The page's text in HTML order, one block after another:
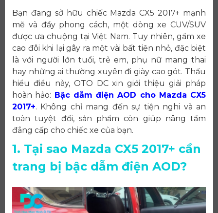
Bạn đang sở hữu chiếc Mazda CX5 2017+ mạnh
mẽ và đầy phong cách, một dòng xe CUV/SUV
được ưa chuộng tại Việt Nam. Tuy nhiên, gầm xe
cao đôi khi lại gây ra một vài bất tiện nhỏ, đặc biệt
là với người lớn tuổi, trẻ em, phụ nữ mang thai
hay những ai thường xuyên đi giày cao gót. Thấu
hiểu điều này, OTO DC xin giới thiệu giải pháp
hoàn hảo: Bậc dẫm điện AOD cho Mazda CX5
2017+. Không chỉ mang đến sự tiện nghi và an
toàn tuyệt đối, sản phẩm còn giúp nâng tầm
đẳng cấp cho chiếc xe của bạn.
1. Tại sao Mazda CX5 2017+ cần
trang bị bậc dẫm điện AOD?